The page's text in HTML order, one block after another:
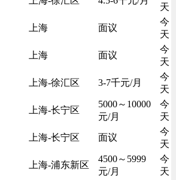
天
上海 面议
今
天
上海 面议
今
天
上海-徐汇区 3-7千元/月
今
天
上海-长宁区
5000～10000
元/月
今
天
上海-长宁区 面议
今
天
上海-浦东新区
4500～5999
元/月
今
天